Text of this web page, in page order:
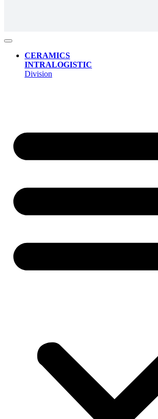
CERAMICS
INTRALOGISTIC
Division